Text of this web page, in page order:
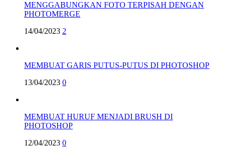
MENGGABUNGKAN FOTO TERPISAH DENGAN
PHOTOMERGE
14/04/2023 2
MEMBUAT GARIS PUTUS-PUTUS DI PHOTOSHOP
13/04/2023 0
MEMBUAT HURUF MENJADI BRUSH DI
PHOTOSHOP
12/04/2023 0